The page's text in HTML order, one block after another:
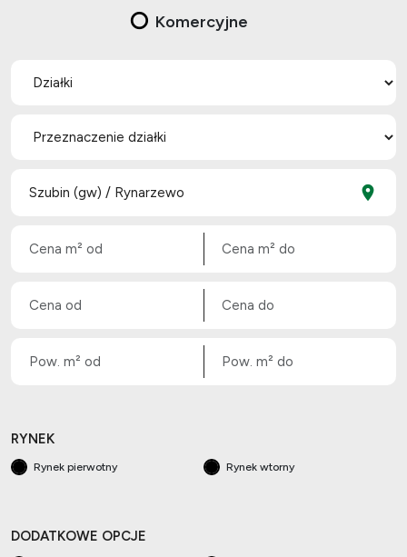
Komercyjne
RYNEK
Rynek pierwotny Rynek wtorny
DODATKOWE OPCJE